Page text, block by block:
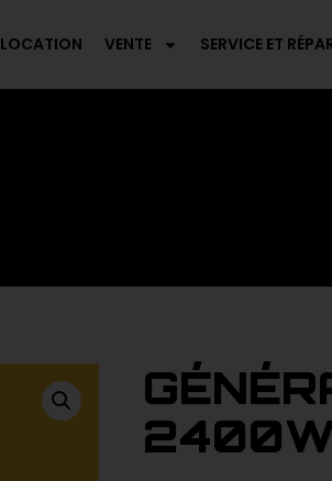
LOCATION VENTE SERVICE ET